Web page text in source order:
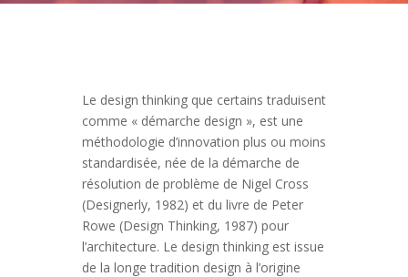
Le design thinking que certains traduisent
comme « démarche design », est une
méthodologie d’innovation plus ou moins
standardisée, née de la démarche de
résolution de problème de Nigel Cross
(Designerly, 1982) et du livre de Peter
Rowe (Design Thinking, 1987) pour
l’architecture. Le design thinking est issue
de la longe tradition design à l’origine